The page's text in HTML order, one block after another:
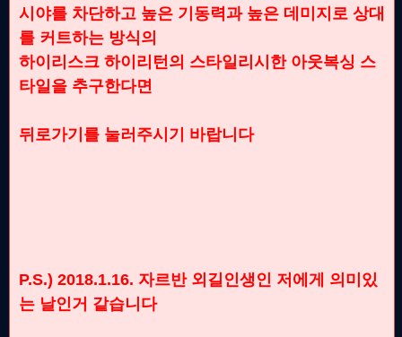
시야를 차단하고 높은 기동력과 높은 데미지로 상대
를 커트하는 방식의
하이리스크 하이리턴의 스타일리시한 아웃복싱 스
타일을 추구한다면
뒤로가기를 눌러주시기 바랍니다
P.S.) 2018.1.16. 자르반 외길인생인 저에게 의미있
는 날인거 같습니다